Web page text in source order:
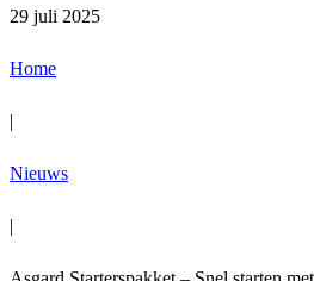
29 juli 2025
Home
|
Nieuws
|